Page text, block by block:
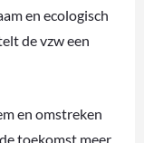
en ecologisch
de vzw een
en omstreken
toekomst meer